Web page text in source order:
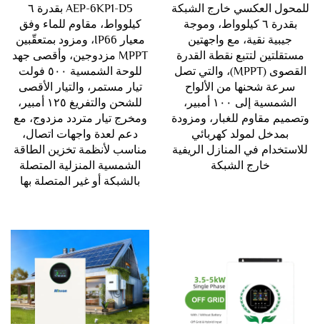
للمحول العكسي خارج الشبكة
بقدرة ٦ كيلوواط، وموجة
جيبية نقية، مع واجهتين
مستقلتين لتتبع نقطة القدرة
القصوى (MPPT)، والتي تصل
سرعة شحنها من الألواح
الشمسية إلى ١٠٠ أمبير،
وتصميم مقاوم للغبار، ومزودة
بمدخل لمولد كهربائي
للاستخدام في المنازل الريفية
خارج الشبكة
AEP-6KP1-D5 بقدرة ٦
كيلوواط، مقاوم للماء وفق
معيار IP66، ومزود بمتعقّبين
MPPT مزدوجين، وأقصى جهد
للوحة الشمسية ٥٠٠ فولت
تيار مستمر، والتيار الأقصى
للشحن والتفريغ ١٢٥ أمبير،
ومخرج تيار متردد مزدوج، مع
دعم لعدة واجهات اتصال،
مناسب لأنظمة تخزين الطاقة
الشمسية المنزلية المتصلة
بالشبكة أو غير المتصلة بها